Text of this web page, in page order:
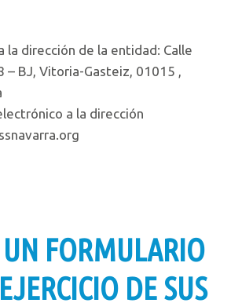
la dirección de la entidad: Calle
– BJ, Vitoria-Gasteiz, 01015 ,
a la dirección
FORMULARIO
DE SUS